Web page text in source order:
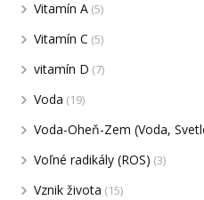
Vitamín A (5)
Vitamín C (5)
vitamín D (7)
Voda (19)
Voda-Oheň-Zem (Voda,
Voľné radikály (ROS) (3)
Vznik života (15)